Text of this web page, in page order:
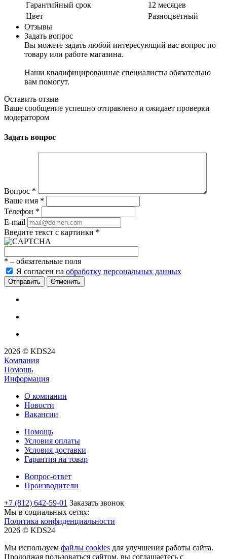
Гарантийный срок
12 месяцев
Цвет
Разноцветный
Отзывы
Задать вопрос
Вы можете задать любой интересующий вас вопрос по
товару или работе магазина.
Наши квалифицированные специалисты обязательно
вам помогут.
Оставить отзыв
Ваше сообщение успешно отправлено и ожидает проверки
модератором
Задать вопрос
Вопрос *
Ваше имя *
Телефон *
E-mail
Введите текст с картинки *
* – обязательные поля
Я согласен на обработку персональных данных
Отменить
2026 © KDS24
Компания
Помощь
Информация
О компании
Новости
Вакансии
Помощь
Условия оплаты
Условия доставки
Гарантия на товар
Вопрос-ответ
Производители
+7 (812) 642-59-01 Заказать звонок
Мы в социальных сетях:
Политика конфиденциальности
2026 © KDS24
Мы используем файлы cookies для улучшения работы сайта.
Продолжая пользоваться сайтом, вы соглашаетесь с